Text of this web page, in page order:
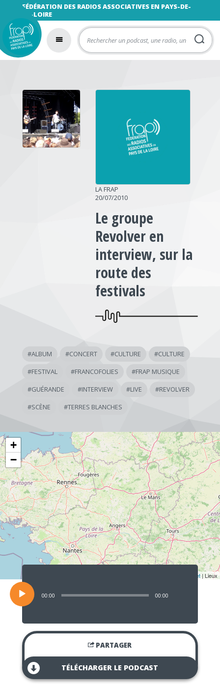
FÉDÉRATION DES RADIOS ASSOCIATIVES EN PAYS-DE-
LA-LOIRE
LA FRAP
20/07/2010
Le groupe
Revolver en
interview, sur la
route des
festivals
#ALBUM #CONCERT #CULTURE #CULTURE
#FESTIVAL #FRANCOFOLIES #FRAP MUSIQUE
#GUÉRANDE #INTERVIEW #LIVE #REVOLVER
#SCÈNE #TERRES BLANCHES
+
−
Leaflet | Lieux
Lecteur
audio
00:00 00:00
PARTAGER
TÉLÉCHARGER LE PODCAST